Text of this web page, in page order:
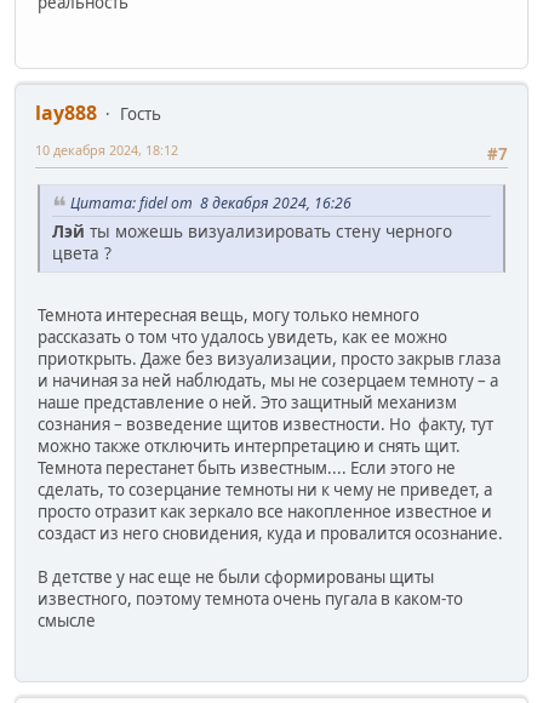
lay888
Гость
#7
10 декабря 2024, 18:12
Цитата: fidel от 8 декабря 2024, 16:26
Лэй ты можешь визуализировать стену черного
цвета ?
Темнота интересная вещь, могу только немного
рассказать о том что удалось увидеть, как ее можно
приоткрыть. Даже без визуализации, просто закрыв глаза
и начиная за ней наблюдать, мы не созерцаем темноту – а
наше представление о ней. Это защитный механизм
сознания – возведение щитов известности. Но факту, тут
можно также отключить интерпретацию и снять щит.
Темнота перестанет быть известным.... Если этого не
сделать, то созерцание темноты ни к чему не приведет, а
просто отразит как зеркало все накопленное известное и
создаст из него сновидения, куда и провалится осознание.
В детстве у нас еще не были сформированы щиты
известного, поэтому темнота очень пугала в каком-то
смысле